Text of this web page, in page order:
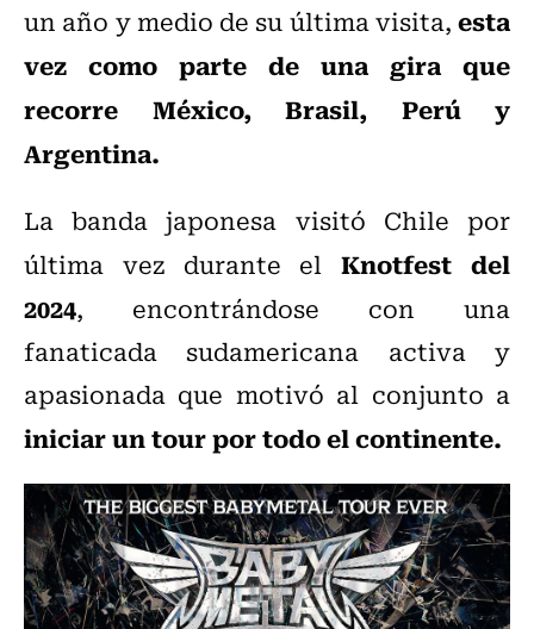
un año y medio de su última visita,esta
vez como parte de una gira que
recorre México, Brasil, Perú y
Argentina.
La banda japonesa visitó Chile por
última vez durante elKnotfest del
2024, encontrándose con una
fanaticada sudamericana activa y
apasionada que motivó al conjunto a
iniciar un tour por todo el continente.